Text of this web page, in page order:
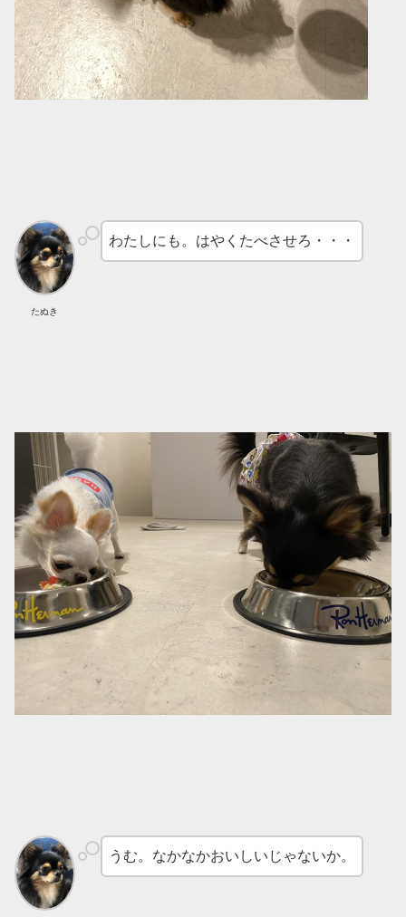
たぬき
わたしにも。はやくたべさせろ・・・
うむ。なかなかおいしいじゃないか。